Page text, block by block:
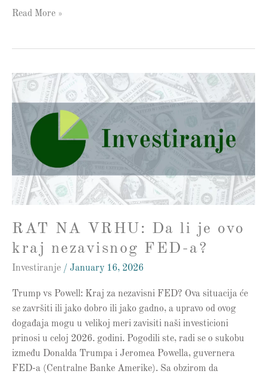
Read More »
RAT NA VRHU: Da li je ovo
kraj nezavisnog FED-a?
Investiranje / January 16, 2026
Trump vs Powell: Kraj za nezavisni FED? Ova situacija će
se završiti ili jako dobro ili jako gadno, a upravo od ovog
događaja mogu u velikoj meri zavisiti naši investicioni
prinosi u celoj 2026. godini. Pogodili ste, radi se o sukobu
između Donalda Trumpa i Jeromea Powella, guvernera
FED-a (Centralne Banke Amerike). Sa obzirom da
RAT
NA
kraj
nezavisnog
a?